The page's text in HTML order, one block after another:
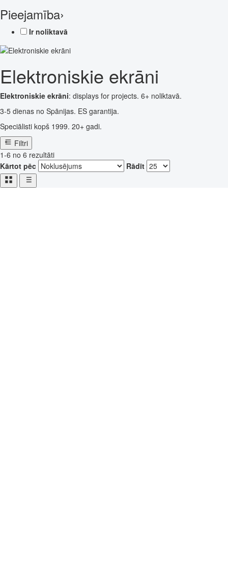
Pieejamība›
Ir noliktavā
Elektroniskie ekrāni
Elektroniskie ekrāni: displays for projects. 6+ noliktavā.
3-5 dienas no Spānijas. ES garantija.
Speciālisti kopš 1999. 20+ gadi.
Filtri
1-6 no 6 rezultāti
Kārtot pēc
Rādīt